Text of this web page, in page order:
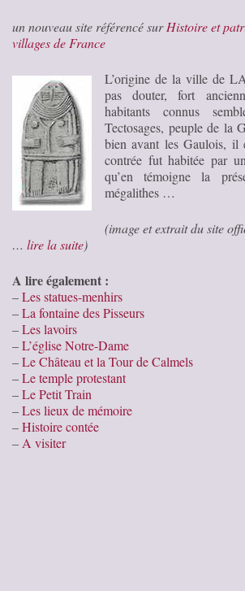
un nouveau site référencé surHistoire et
villages de France
L’origine de la ville de
pas douter, fort
habitants connus
Tectosages, peuple de la
bien avant les Gaulois, il
contrée fut habitée par
qu’en témoigne la
mégalithes …
(image et extrait du site
… lire la suite)
A lire également :
–Les statues-menhirs
–La fontaine des Pisseurs
–Les lavoirs
–L’église Notre-Dame
–Le Château et la Tour de Calmels
–Le temple protestant
–Le Petit Train
–Les lieux de mémoire
–Histoire contée
– A visiter